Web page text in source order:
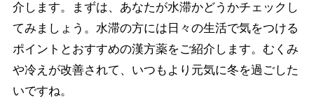
介します。まずは、あなたが水滞かどうかチェックし
てみましょう。水滞の方には日々の生活で気をつける
ポイントとおすすめの漢方薬をご紹介します。むくみ
や冷えが改善されて、いつもより元気に冬を過ごした
いですね。